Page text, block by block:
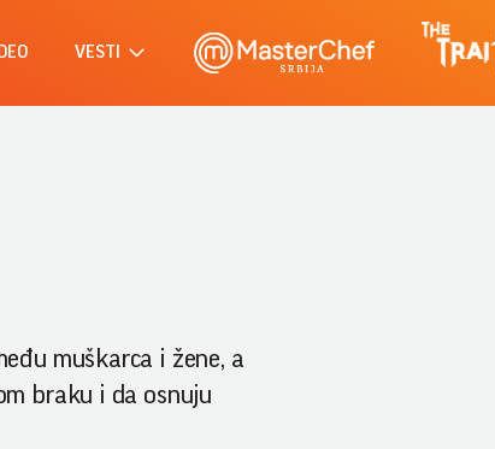
VESTI
muškarca i žene, a
braku i da osnuju